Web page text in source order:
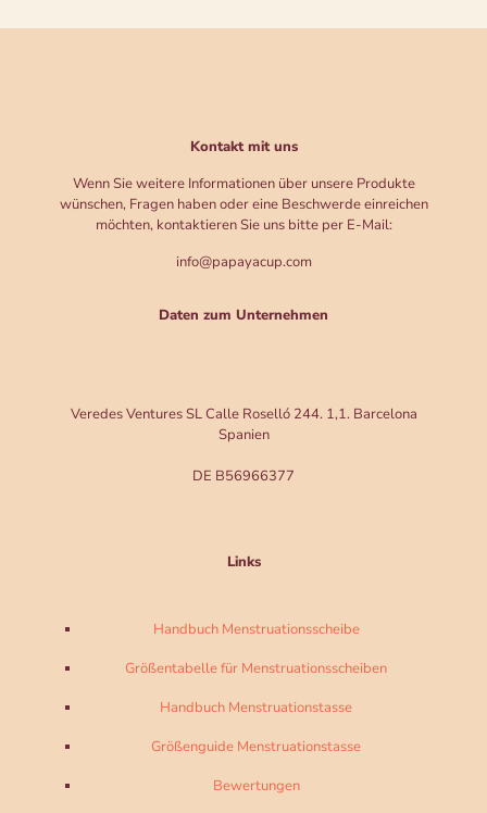
Kontakt mit uns
Wenn Sie weitere Informationen über unsere Produkte
wünschen, Fragen haben oder eine Beschwerde einreichen
möchten, kontaktieren Sie uns bitte per E-Mail:
info@papayacup.com
Daten zum Unternehmen
Veredes Ventures SL Calle Roselló 244. 1,1. Barcelona
Spanien
DE B56966377
Links
Handbuch Menstruationsscheibe
Größentabelle für Menstruationsscheiben
Handbuch Menstruationstasse
Größenguide Menstruationstasse
Bewertungen